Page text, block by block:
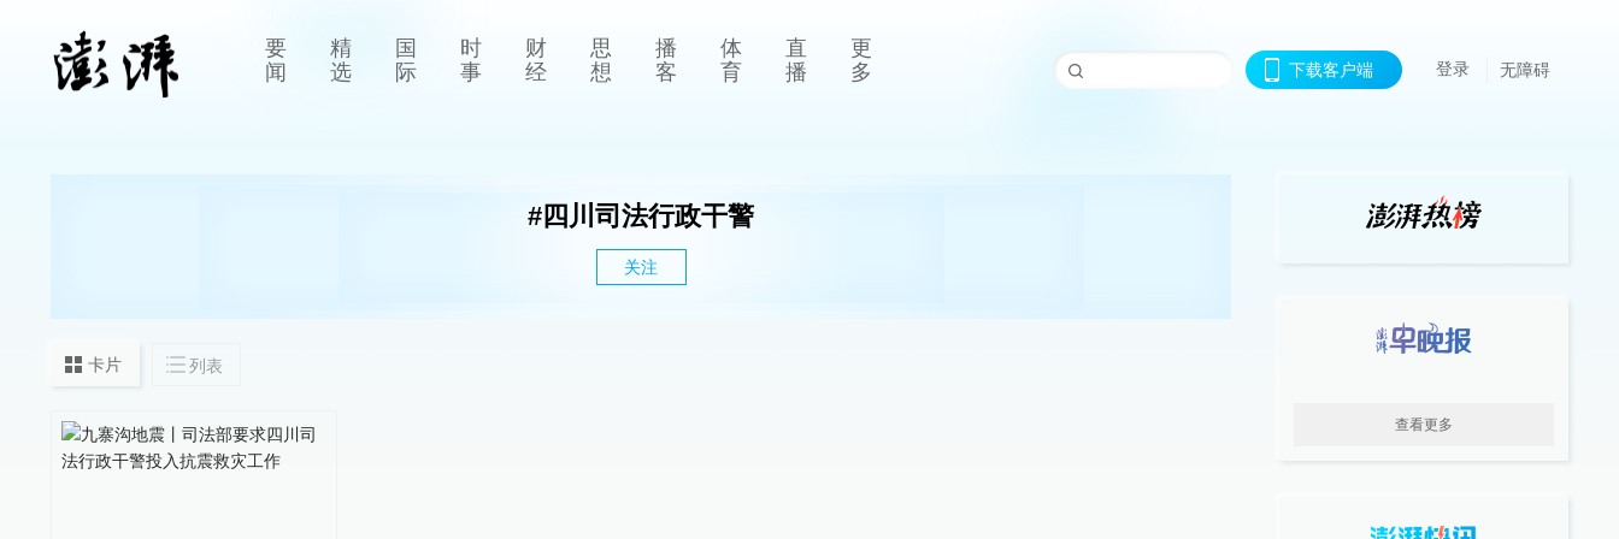
要
闻
精
选
国
际
时
事
财
经
思
想
播
客
体
育
直
播
更
多
下载客户端 登录 无障碍
# 四川司法行政干警
关注
卡片 列表
查看更多